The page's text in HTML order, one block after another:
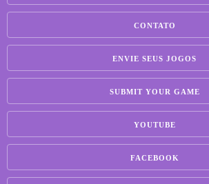
CONTATO
ENVIE SEUS JOGOS
SUBMIT YOUR GAME
YOUTUBE
FACEBOOK